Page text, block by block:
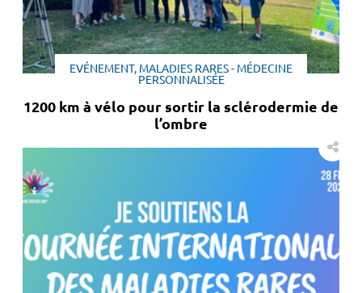
EVÉNEMENT, MALADIES RARES - MÉDECINE
PERSONNALISÉE
1200 km à vélo pour sortir la sclérodermie de
l’ombre